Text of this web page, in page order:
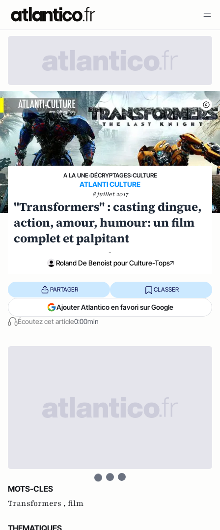
A LA UNE›DÉCRYPTAGES›CULTURE
ATLANTI CULTURE
8 juillet 2017
"Transformers" : casting dingue,
action, amour, humour: un film
complet et palpitant
-
Roland De Benoist pour Culture-Tops
Écoutez cet article0:00min
PARTAGER CLASSER
Ajouter Atlantico en favori sur Google
MOTS-CLES
Transformers , film
THEMATIQUES